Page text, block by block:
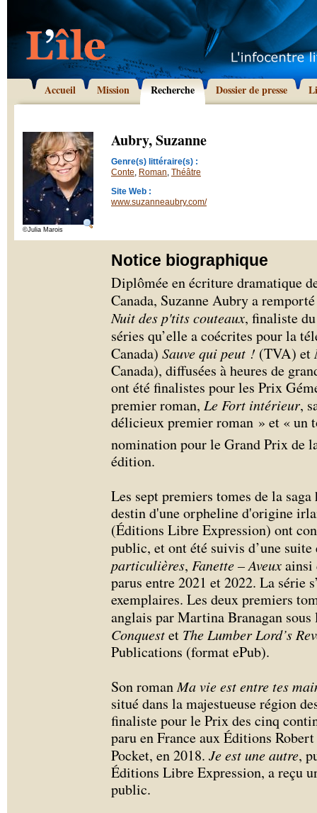
Accueil Mission Recherche Dossier de presse
©Julia Marois
Aubry, Suzanne
Genre(s) littéraire(s) :
Conte, Roman, Théâtre
Site Web :
www.suzanneaubry.com/
Notice biographique
Diplômée en écriture dramatique
Canada, Suzanne Aubry a
Nuit des p'tits couteaux, finaliste
séries qu’elle a coécrites pour la
Canada) Sauve qui peut ! (TVA) et
Canada), diffusées à heures de
ont été finalistes pour les Prix
premier roman, Le Fort intérieur,
délicieux premier roman » et « un
nomination pour le Grand Prix de
édition.
Les sept premiers tomes de la
destin d'une orpheline d'origine
(Éditions Libre Expression) ont
public, et ont été suivis d’une
particulières, Fanette – Aveux
parus entre 2021 et 2022. La série
exemplaires. Les deux premiers
anglais par Martina Branagan
Conquestet The Lumber Lord’s
Publications (format ePub).
Son romanMa vie est entre tes
situé dans la majestueuse région
finaliste pour le Prix des cinq
paru en France aux Éditions
Pocket, en 2018. Je est une autre,
Éditions Libre Expression, a reçu
public.